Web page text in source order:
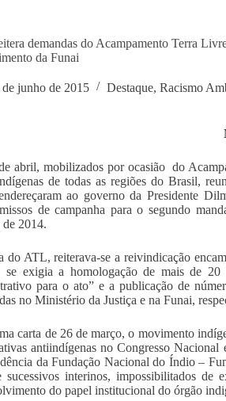
demandas do Acampamento Terra
da Funai
de junho de 2015 Destaque, Racismo
abril, mobilizados por ocasião do
de todas as regiões do Brasil,
ao governo da Presidente
de campanha para o segundo
2014.
do ATL, reiterava-se a reivindicação
se exigia a homologação de mais de 20
para o ato” e a publicação de
no Ministério da Justiça e na Funai,
carta de 26 de março, o movimento
antiindígenas no Congresso
da Fundação Nacional do Índio –
sucessivos interinos, impossibilitados de
do papel institucional do órgão